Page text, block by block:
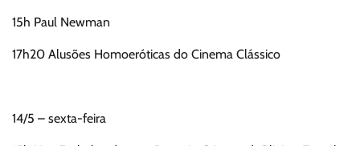
15h Paul Newman
17h20 Alusões Homoeróticas do Cinema Clássico
14/5 – sexta-feira